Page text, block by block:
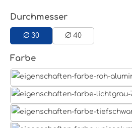
Durchmesserauswählen
Ø 30 Ø 40
Farbeauswählen